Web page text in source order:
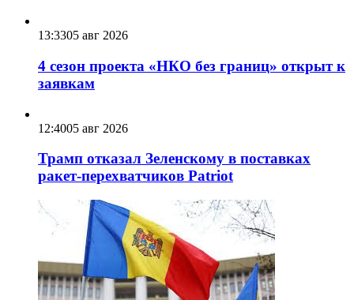
13:3305 авг 2026
4 сезон проекта «НКО без границ» открыт к
заявкам
12:4005 авг 2026
Трамп отказал Зеленскому в поставках
ракет-перехватчиков Patriot